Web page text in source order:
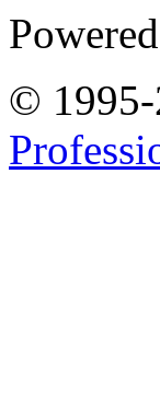
© 1995-